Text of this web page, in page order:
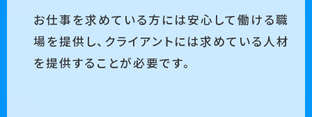
お仕事を求めている方には安心して働ける職
場を提供し、クライアントには求めている人材
を提供することが必要です。